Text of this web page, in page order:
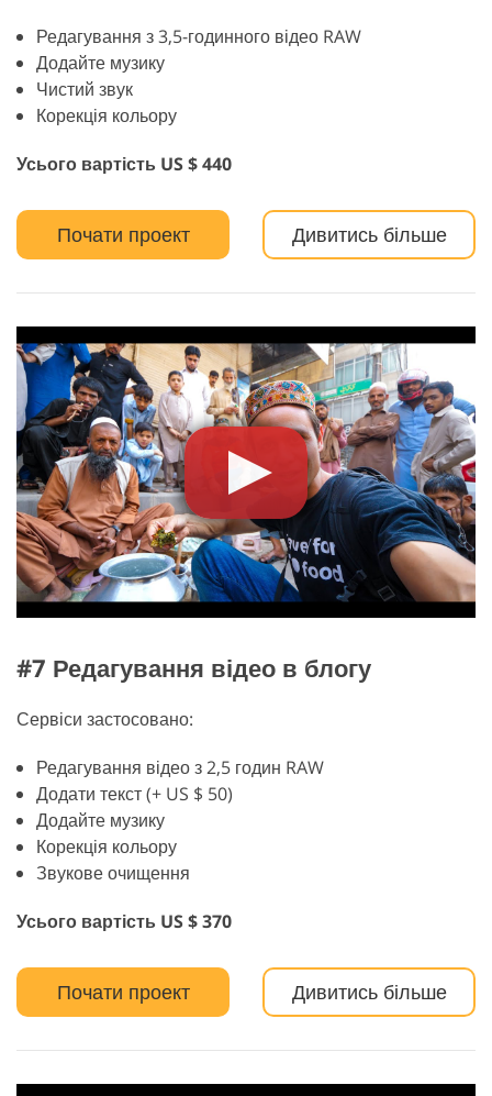
Редагування з 3,5-годинного відео RAW
Додайте музику
Чистий звук
Корекція кольору
Усього вартість US $ 440
Почати проект Дивитись більше
#7 Редагування відео в блогу
Сервіси застосовано:
Редагування відео з 2,5 годин RAW
Додати текст (+ US $ 50)
Додайте музику
Корекція кольору
Звукове очищення
Усього вартість US $ 370
Почати проект Дивитись більше